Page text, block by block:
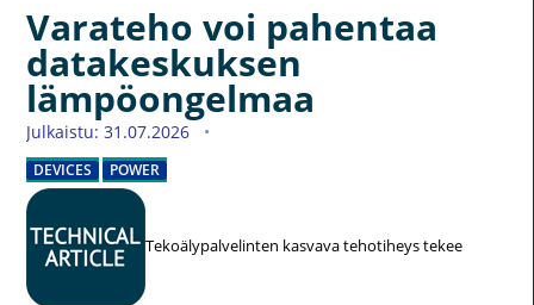
Varateho voi pahentaa
datakeskuksen
lämpöongelmaa
Julkaistu: 31.07.2026
DEVICES POWER
Tekoälypalvelinten kasvava tehotiheys tekee